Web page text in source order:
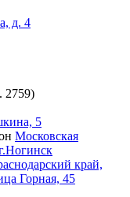
д. 4
2759)
5
Московская
край,
Горная, 45